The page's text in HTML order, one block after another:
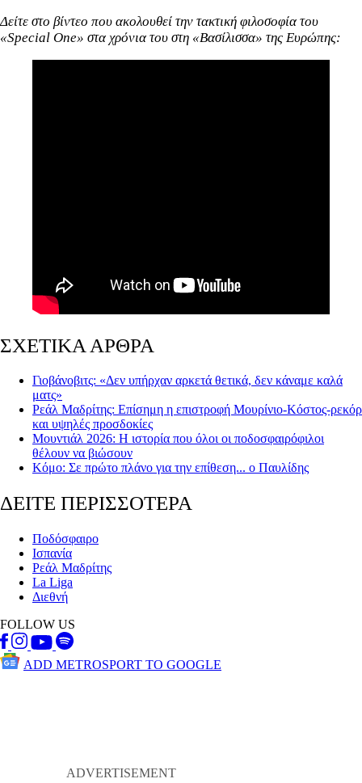
Δείτε στο βίντεο που ακολουθεί την τακτική φιλοσοφία του
«Special One» στα χρόνια του στη «Βασίλισσα» της Ευρώπης:
ΣΧΕΤΙΚΑ ΑΡΘΡΑ
Γιοβάνοβιτς: «Δεν υπήρχαν αρκετά θετικά, δεν κάναμε καλά
ματς»
Ρεάλ Μαδρίτης: Επίσημη η επιστροφή Μουρίνιο-Κόστος-ρεκόρ
και υψηλές προσδοκίες
Μουντιάλ 2026: Η ιστορία που όλοι οι ποδοσφαιρόφιλοι
θέλουν να βιώσουν
Κόμο: Σε πρώτο πλάνο για την επίθεση... ο Παυλίδης
ΔΕΙΤΕ ΠΕΡΙΣΣΟΤΕΡΑ
Ποδόσφαιρο
Ισπανία
Ρεάλ Μαδρίτης
La Liga
Διεθνή
FOLLOW US
ADD METROSPORT TO GOOGLE